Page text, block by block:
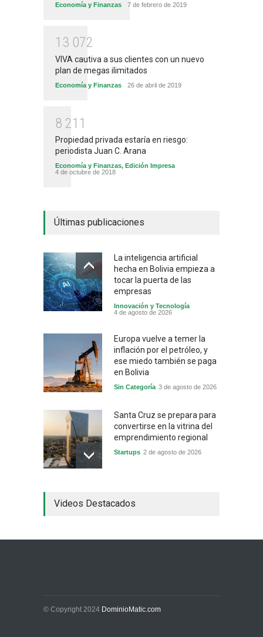
Economía y Finanzas 7 de febrero de 2019
1 3 072
VIVA cautiva a sus clientes con un nuevo
plan de megas ilimitados
Economía y Finanzas 26 de abril de 2019
8 21 1
Propiedad privada estaría en riesgo:
periodista Juan C. Arana
Economía y Finanzas, Edición Impresa
4 de octubre de 2018
Últimas publicaciones
La inteligencia artificial
hecha en Bolivia empieza a
tocar la puerta de las
empresas
Innovación y Tecnología
4 de agosto de 2026
Europa vuelve a temer la
inflación por el petróleo, y
ese miedo también se paga
en Bolivia
Sin Categoría 3 de agosto de 2026
Santa Cruz se prepara para
convertirse en la vitrina del
emprendimiento regional
Startups 2 de agosto de 2026
industrial y el golpe puede
Sin Categoría 1 de agosto de 2026
Videos Destacados
© Copyright 2024 DominioMatic.com